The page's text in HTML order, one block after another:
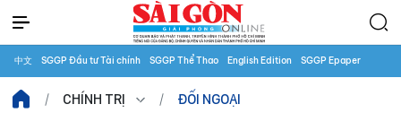
中文 SGGP Đầu tư Tài chính SGGP Thể Thao English Edition SGGP Epaper
CHÍNH TRỊ ĐỐI NGOẠI